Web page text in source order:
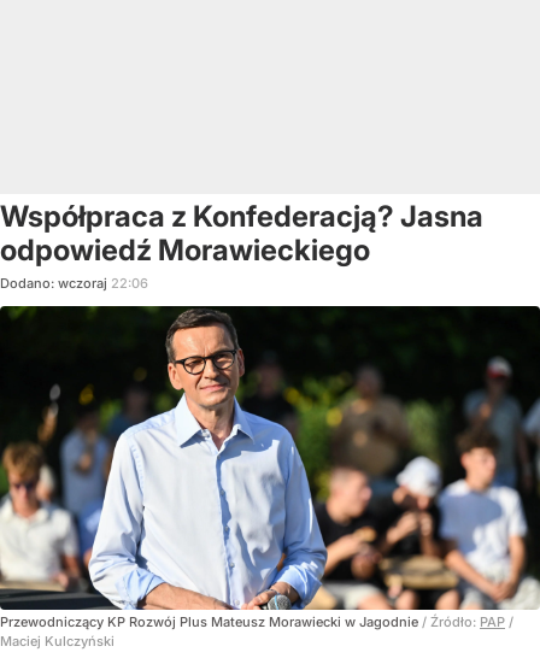
Współpraca z Konfederacją? Jasna
odpowiedź Morawieckiego
Dodano: wczoraj 22:06
Przewodniczący KP Rozwój Plus Mateusz Morawiecki w Jagodnie / Źródło: PAP /
Maciej Kulczyński